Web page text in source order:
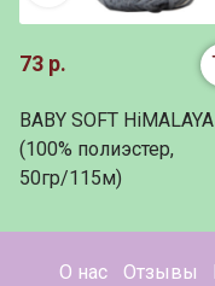
73 р.
BABY SOFT HiMALAYA
(100% полиэстер,
50гр/115м)
О нас Отзывы